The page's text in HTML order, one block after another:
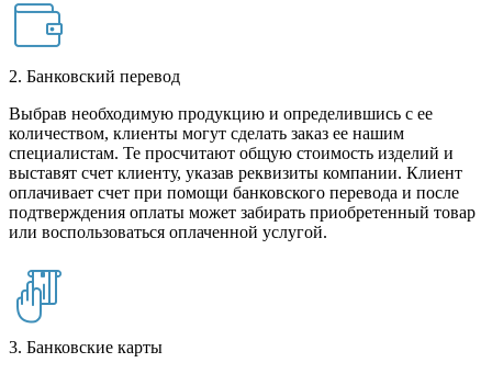
2. Банковский перевод
Выбрав необходимую продукцию и определившись с ее
количеством, клиенты могут сделать заказ ее нашим
специалистам. Те просчитают общую стоимость изделий и
выставят счет клиенту, указав реквизиты компании. Клиент
оплачивает счет при помощи банковского перевода и после
подтверждения оплаты может забирать приобретенный товар
или воспользоваться оплаченной услугой.
3. Банковские карты